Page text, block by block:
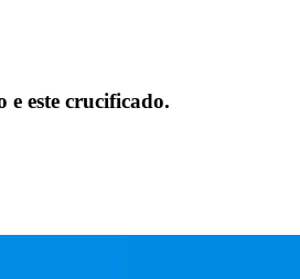
e este crucificado.